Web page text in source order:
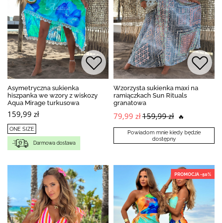
Asymetryczna sukienka
hiszpanka we wzory z wiskozy
Aqua Mirage turkusowa
159,99 zł
ONE SIZE
Darmowa dostawa
Wzorzysta sukienka maxi na
ramiączkach Sun Rituals
granatowa
79,99 zł159,99 zł 🔥
Powiadom mnie kiedy będzie
dostępny
PROMOCJA -50%